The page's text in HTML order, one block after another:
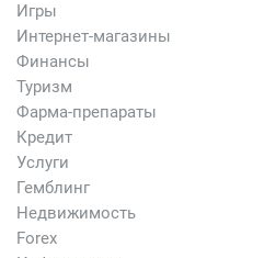
Игры
Интернет-магазины
Финансы
Туризм
Фарма-препараты
Кредит
Услуги
Гемблинг
Недвижимость
Forex